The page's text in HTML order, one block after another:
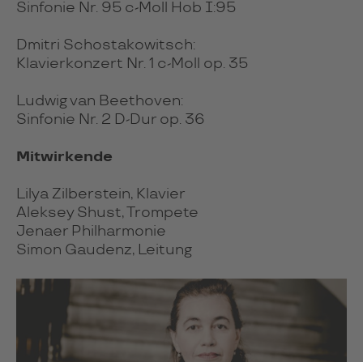
Sinfonie Nr. 95 c-Moll Hob I:95
Dmitri Schostakowitsch:
Klavierkonzert Nr. 1 c-Moll op. 35
Ludwig van Beethoven:
Sinfonie Nr. 2 D-Dur op. 36
Mitwirkende
Lilya Zilberstein, Klavier
Aleksey Shust, Trompete
Jenaer Philharmonie
Simon Gaudenz, Leitung